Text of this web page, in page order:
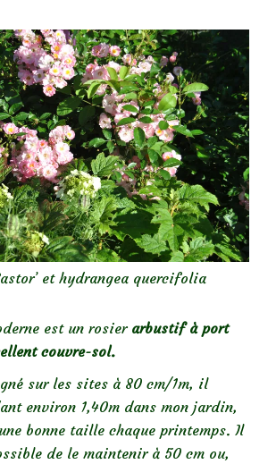
et hydrangea quercifolia
est un rosier arbustif à port
couvre-sol.
sur les sites à 80 cm/1m, il
environ 1,40m dans mon jardin,
bonne taille chaque printemps. Il
de le maintenir à 50 cm ou,